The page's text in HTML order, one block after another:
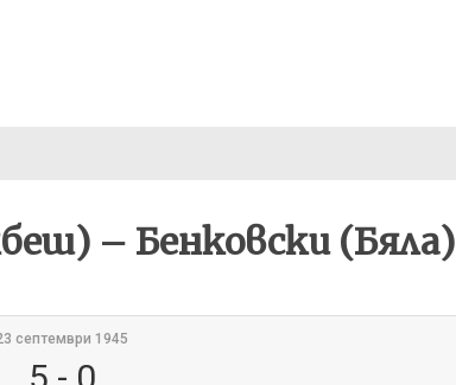
– Бенковски (Бяла)
септември 1945